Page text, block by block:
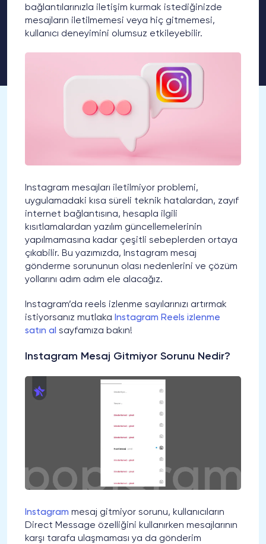
bağlantılarınızla iletişim kurmak istediğinizde
mesajların iletilmemesi veya hiç gitmemesi,
kullanıcı deneyimini olumsuz etkileyebilir.
Instagram mesajları iletilmiyor problemi,
uygulamadaki kısa süreli teknik hatalardan, zayıf
internet bağlantısına, hesapla ilgili
kısıtlamalardan yazılım güncellemelerinin
yapılmamasına kadar çeşitli sebeplerden ortaya
çıkabilir. Bu yazımızda, Instagram mesaj
gönderme sorununun olası nedenlerini ve çözüm
yollarını adım adım ele alacağız.
Instagram’da reels izlenme sayılarınızı artırmak
istiyorsanız mutlaka Instagram Reels izlenme
satın al sayfamıza bakın!
Instagram Mesaj Gitmiyor Sorunu Nedir?
Instagram mesaj gitmiyor sorunu, kullanıcıların
Direct Message özelliğini kullanırken mesajlarının
karşı tarafa ulaşmaması ya da gönderim